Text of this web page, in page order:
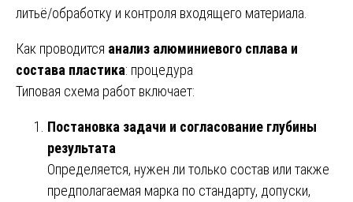
литьё/обработку и контроля входящего материала.
Как проводится анализ алюминиевого сплава и
состава пластика: процедура
Типовая схема работ включает:
Постановка задачи и согласование глубины
результата
Определяется, нужен ли только состав или также
предполагаемая марка по стандарту, допуски,